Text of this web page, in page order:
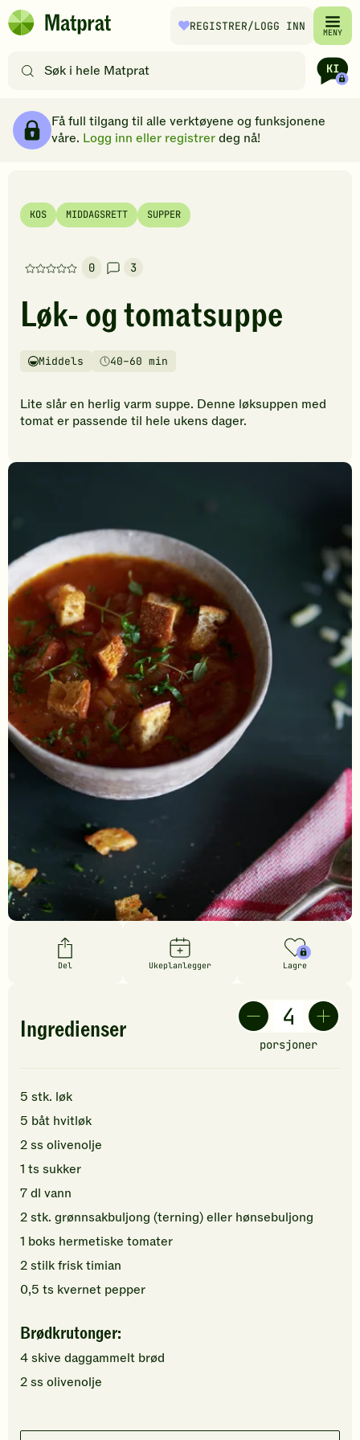
Hopp til hovedinnhold
Matprat
REGISTRER/LOGG INN MENY
etter
filtre
Få full tilgang til alle verktøyene og funksjonene
våre. Logg inn eller registrerdeg nå!
KOS MIDDAGSRETT SUPPER
0
Denne
har
foreløpig
vurderinger.
den
første
3
Løk- og tomatsuppe
Vanskelighetsgrad
Middels
Tilberedningstid40–60 min
Lite slår en herlig varm suppe. Denne løksuppen med
tomat er passende til hele ukens dager.
Del Ukeplanlegger Lagre
Ingredienser
porsjoner
5 stk. løk
5 båt hvitløk
2ss olivenolje
1 ts sukker
7dl vann
2stk. grønnsakbuljong (terning)eller hønsebuljong
1 boks hermetiske tomater
2stilkfrisk timian
0,5 ts kvernet pepper
Brødkrutonger:
4skive daggammelt brød
2ss olivenolje